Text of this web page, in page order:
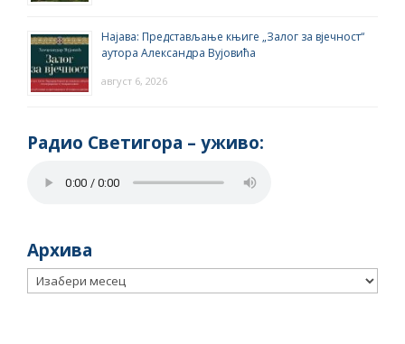
Најава: Представљање књиге „Залог за вјечност“
аутора Александра Вујовића
август 6, 2026
Радио Светигора – yживо:
Архива
Архива